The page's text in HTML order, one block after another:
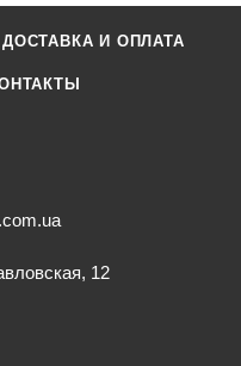
ДОСТАВКА И ОПЛАТА
12